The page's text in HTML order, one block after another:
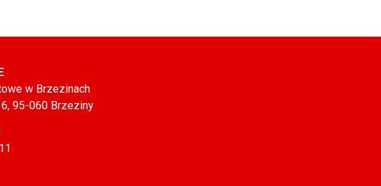
w Brzezinach
95-060 Brzeziny